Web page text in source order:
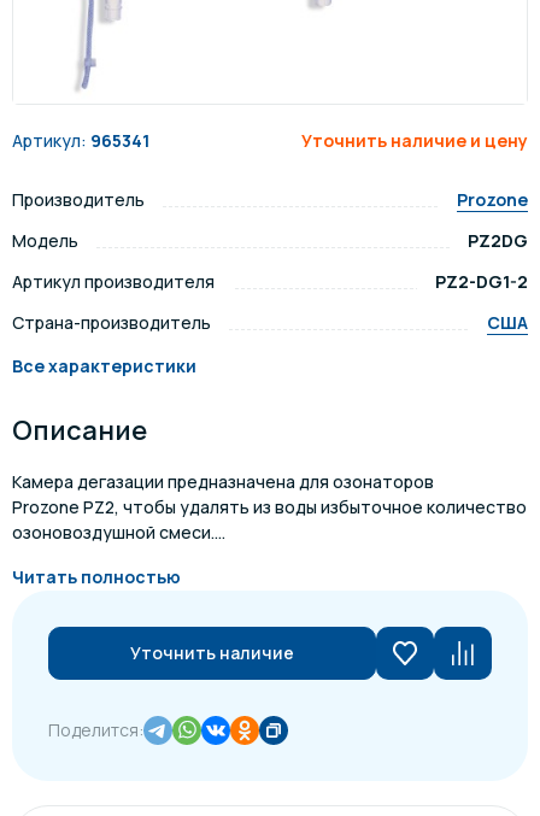
Артикул: 965341 Уточнить наличие и цену
Производитель
Prozone
Модель
PZ2DG
Артикул производителя
PZ2-DG1-2
Страна-производитель
США
Все характеристики
Описание
Камера дегазации предназначена для озонаторов
Prozone PZ2, чтобы удалять из воды избыточное количество
озоновоздушной смеси....
Читать полностью
Уточнить наличие
Поделится: